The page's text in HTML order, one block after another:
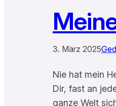
3. März 2025
Nie hat mein
Dir, fast an
ganze Welt